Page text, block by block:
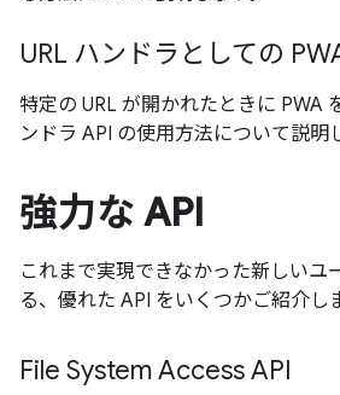
URL ハンドラとしての
特定の URL が開かれたときに PWA
ンドラ API の使用方法について説明
強力な API
これまで実現できなかった新しいユ
る、優れた API をいくつかご紹介し
File System Access API